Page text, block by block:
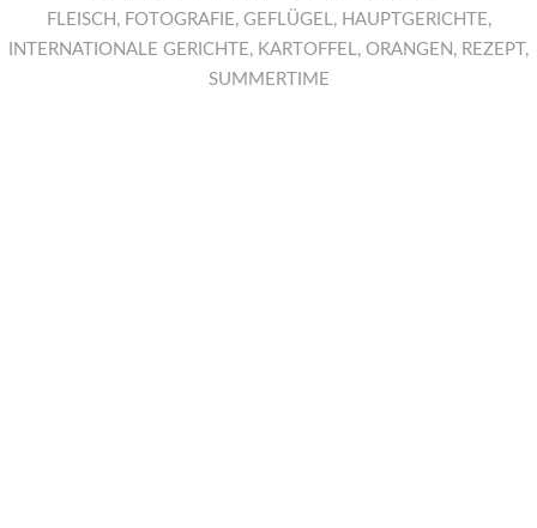
FLEISCH , FOTOGRAFIE, GEFLÜGEL, HAUPTGERICHTE,
INTERNATIONALE GERICHTE, KARTOFFEL, ORANGEN , REZEPT ,
SUMMERTIME